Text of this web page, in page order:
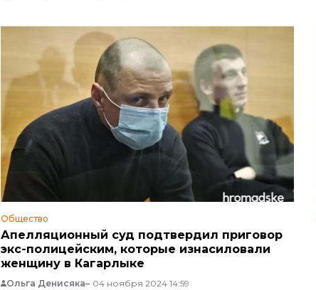
Общество
Апелляционный суд подтвердил приговор
экс-полицейским, которые изнасиловали
женщину в Кагарлыке
Ольга Денисяка 04 ноября 2024 14:59